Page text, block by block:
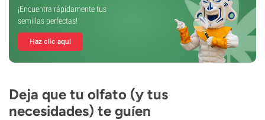
¡Encuentra rápidamente tus
semillas perfectas!
Haz clic aquí
Deja que tu olfato (y tus
necesidades) te guíen